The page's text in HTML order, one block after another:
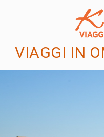
VIAGGI IN